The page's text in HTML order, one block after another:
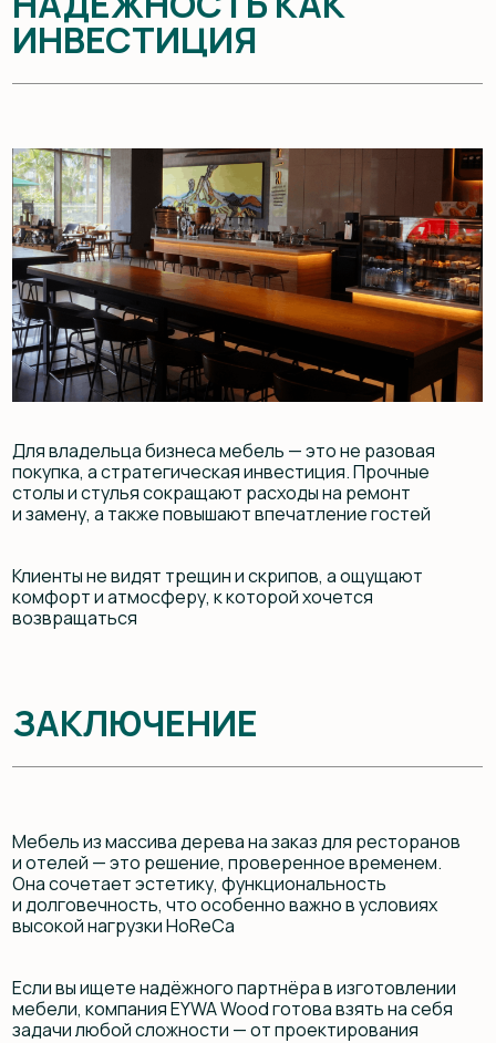
Мебель из массива дерева на заказ для ресторанов
и отелей — это решение, проверенное временем.
и долговечность, что особенно важно в условиях
Если вы ищете надёжного партнёра в изготовлении
мебели, компания EYWA Wood готова взять на себя
задачи любой сложности — от проектирования
до реализации. Свяжитесь с нами, чтобы обсудить
ваш проект и убедиться, что правильная мебель
становится основой успешного бизнеса
Блог
ДРУГИЕ СТАТЬИ
Смотреть все статьи
16.07.2025
выбирают для эксклюзивной мебели